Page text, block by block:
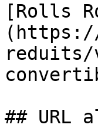
[Rolls
(https://
## URL